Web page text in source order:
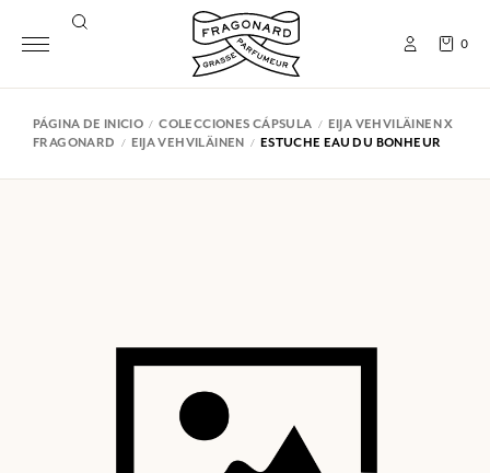
0
PÁGINA DE INICIO COLECCIONES CÁPSULA
EIJA VEHVILÄINEN X
FRAGONARD
EIJA VEHVILÄINEN ESTUCHE EAU DU BONHEUR